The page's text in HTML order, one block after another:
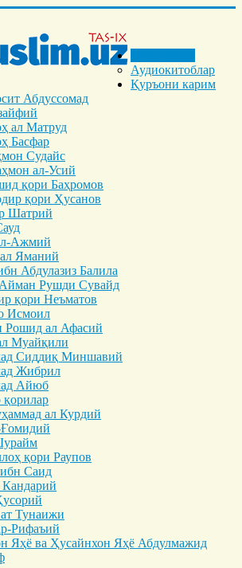
Аудиокитоблар
Қуръони карим
Абдуссомад
ал Матруд
Басфар
Судайс
ал-Усий
қори Баҳромов
қори Ҳусанов
Шатрий
Ажмий
Яманий
Абдулазиз Балила
Рушди Сувайд
қори Неъматов
Исмоил
ал Афасий
Муайқили
Cиддиқ Миншавий
Жибрил
Айюб
ал Курдий
қори Раупов
Саид
Тунаижи
Рифаъий
Яҳё ва Ҳусайнхон Яҳё Абдулмажид